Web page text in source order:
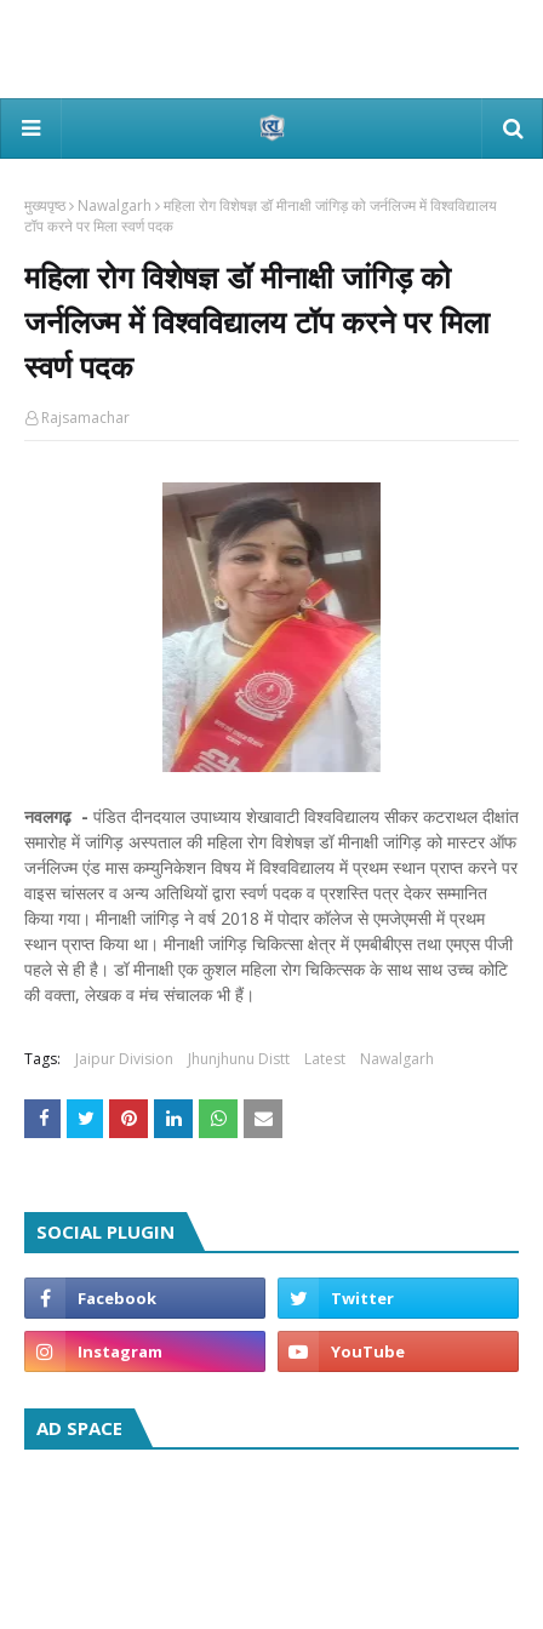
मुख्यपृष्ठ Nawalgarh
महिला रोग विशेषज्ञ डॉ मीनाक्षी जांगिड़ को जर्नलिज्म में विश्वविद्यालय
टॉप करने पर मिला स्वर्ण पदक
महिला रोग विशेषज्ञ डॉ मीनाक्षी जांगिड़ को
जर्नलिज्म में विश्वविद्यालय टॉप करने पर मिला
स्वर्ण पदक
Rajsamachar
नवलगढ़ - पंडित दीनदयाल उपाध्याय शेखावाटी विश्वविद्यालय सीकर कटराथल दीक्षांत
समारोह में जांगिड़ अस्पताल की महिला रोग विशेषज्ञ डॉ मीनाक्षी जांगिड़ को मास्टर ऑफ
जर्नलिज्म एंड मास कम्युनिकेशन विषय में विश्वविद्यालय में प्रथम स्थान प्राप्त करने पर
वाइस चांसलर व अन्य अतिथियों द्वारा स्वर्ण पदक व प्रशस्ति पत्र देकर सम्मानित
किया गया। मीनाक्षी जांगिड़ ने वर्ष 2018 में पोदार कॉलेज से एमजेएमसी में प्रथम
स्थान प्राप्त किया था। मीनाक्षी जांगिड़ चिकित्सा क्षेत्र में एमबीबीएस तथा एमएस पीजी
पहले से ही है। डॉ मीनाक्षी एक कुशल महिला रोग चिकित्सक के साथ साथ उच्च कोटि
की वक्ता, लेखक व मंच संचालक भी हैं।
Tags: Jaipur Division Jhunjhunu Distt Latest Nawalgarh
SOCIAL PLUGIN
AD SPACE